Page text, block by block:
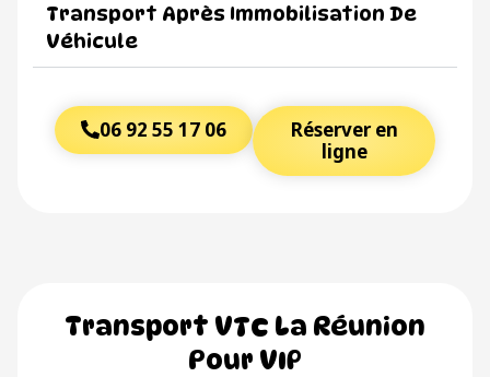
Transport Après Immobilisation De
Véhicule
06 92 55 17 06
Réserver en
ligne
Transport VTC La Réunion
Pour VIP